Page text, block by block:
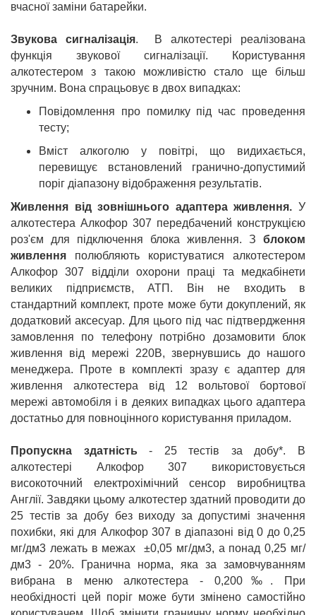
вчасної заміни батарейки.
Звукова сигналізація. В алкотестері реалізована
функція звукової сигналізації. Користування
алкотестером з такою можливістю стало ще більш
зручним. Вона спрацьовує в двох випадках:
Повідомлення про помилку під час проведення
тесту;
Вміст алкоголю у повітрі, що видихається,
перевищує встановлений гранично-допустимий
поріг діапазону відображення результатів.
Живлення від зовнішнього адаптера живлення. У
алкотестера Алкофор 307 передбачений конструкцією
роз'єм для підключення блока живлення. З блоком
живлення полюбляють користуватися алкотестером
Алкофор 307 відділи охорони праці та медкабінети
великих підприємств, АТП. Він не входить в
стандартний комплект, проте може бути докуплений, як
додатковий аксесуар. Для цього під час підтвердження
замовлення по телефону потрібно дозамовити блок
живлення від мережі 220В, звернувшись до нашого
менеджера. Проте в комплекті зразу є адаптер для
живлення алкотестера від 12 вольтової бортової
мережі автомобіля і в деяких випадках цього адаптера
достатньо для повноцінного користування приладом.
Пропускна здатність- 25 тестів за добу*. В
алкотестері Алкофор 307 використовується
високоточний електрохімічний сенсор виробництва
Англії. Завдяки цьому алкотестер здатний проводити до
25 тестів за добу без виходу за допустимі значення
похибки, які для Алкофор 307 в діапазоні від 0 до 0,25
мг/дм3 лежать в межах ±0,05 мг/дм3, а понад 0,25 мг/
дм3 - 20%. Гранична норма, яка за замовчуванням
вибрана в меню алкотестера - 0,200‰. При
необхідності цей поріг може бути змінено самостійно